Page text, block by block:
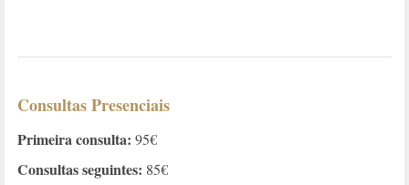
Consultas Presenciais
Primeira consulta: 95€
Consultas seguintes: 85€